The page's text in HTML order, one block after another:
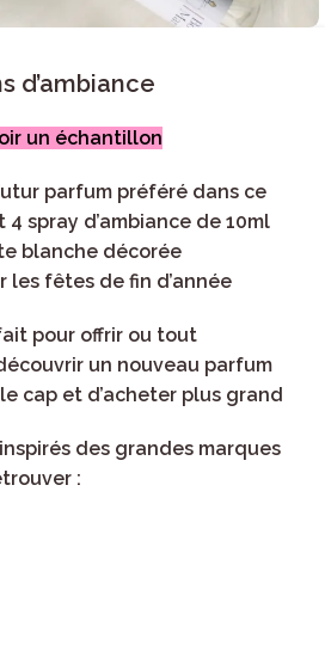
d’ambiance
un échantillon
parfum préféré dans ce
spray d’ambiance de 10ml
blanche décorée
les fêtes de fin d’année
pour offrir ou tout
un nouveau parfum
cap et d’acheter plus grand
des grandes marques
: